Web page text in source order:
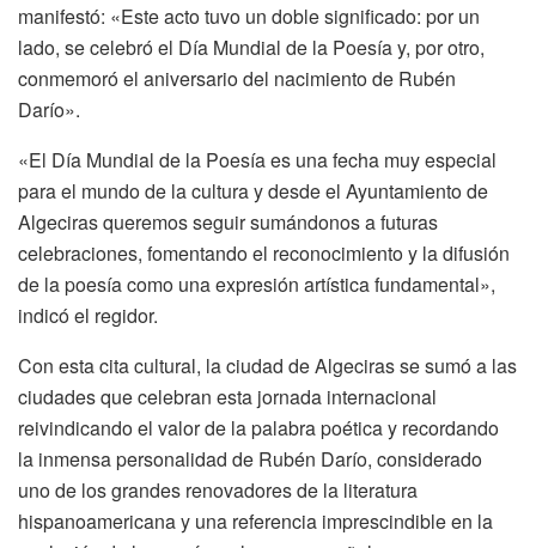
manifestó: «Este acto tuvo un doble significado: por un
lado, se celebró el Día Mundial de la Poesía y, por otro,
conmemoró el aniversario del nacimiento de Rubén
Darío».
«El Día Mundial de la Poesía es una fecha muy especial
para el mundo de la cultura y desde el Ayuntamiento de
Algeciras queremos seguir sumándonos a futuras
celebraciones, fomentando el reconocimiento y la difusión
de la poesía como una expresión artística fundamental»,
indicó el regidor.
Con esta cita cultural, la ciudad de Algeciras se sumó a las
ciudades que celebran esta jornada internacional
reivindicando el valor de la palabra poética y recordando
la inmensa personalidad de Rubén Darío, considerado
uno de los grandes renovadores de la literatura
hispanoamericana y una referencia imprescindible en la